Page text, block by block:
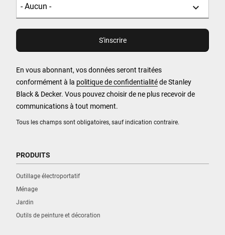
Tous les champs sont obligatoires, sauf indication contraire.
En vous abonnant, vos données seront traitées
conformément à la politique de confidentialitéde Stanley
Black & Decker. Vous pouvez choisir de ne plus recevoir de
communications à tout moment.
PRODUITS
Outillage électroportatif
Ménage
Jardin
Outils de peinture et décoration